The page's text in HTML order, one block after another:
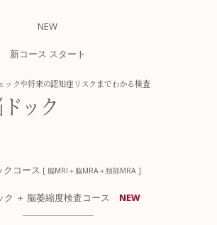
NEW
新コース スタート
ックや将来の認知症リスクまでわかる検査
ック
クコース [ 脳MRI＋脳MRA＋頚部MRA ]
ク ＋ 脳萎縮度検査コース NEW